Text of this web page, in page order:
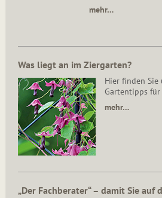
mehr…
Was liegt an im Ziergarten?
Hier finden Sie
Gartentipps für
mehr…
„Der Fachberater“ – damit Sie auf